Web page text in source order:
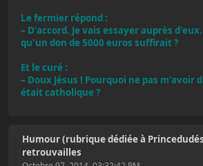
Le fermier répond :
– D'accord. Je vais essayer auprès
qu'un don de 5000 euros suffirait ?
Et le curé :
– Doux Jésus ! Pourquoi ne pas m'avoir
était catholique ?
Humour (rubrique dédiée à
retrouvailles